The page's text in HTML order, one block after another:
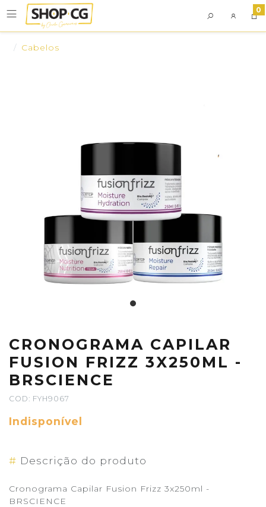
0
Cabelos
CRONOGRAMA CAPILAR
FUSION FRIZZ 3X250ML -
BRSCIENCE
COD: FYH9067
Indisponível
# Descrição do produto
Cronograma Capilar Fusion Frizz 3x250ml -
BRSCIENCE